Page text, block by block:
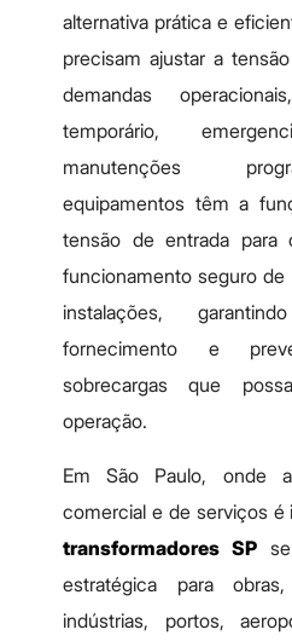
alternativa prática e
precisam ajustar a
demandas
temporário,
manutenções
equipamentos têm a
tensão de entrada para
funcionamento seguro de
instalações,
fornecimento e
sobrecargas que
operação.
Em São Paulo, onde a
comercial e de serviços é
transformadores SP
estratégica para
indústrias, portos,